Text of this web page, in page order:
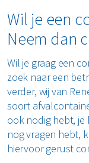
Jouw
duurzaam
Wij maken
kan hebben op
om die impact zo
door het scheiden
waardoor we
ingezameld
kan het afval
Wil je een
Neem dan
Wil je graag een
zoek naar een
verder, wij van
soort
ook nodig hebt, je
nog vragen hebt,
hiervoor gerust